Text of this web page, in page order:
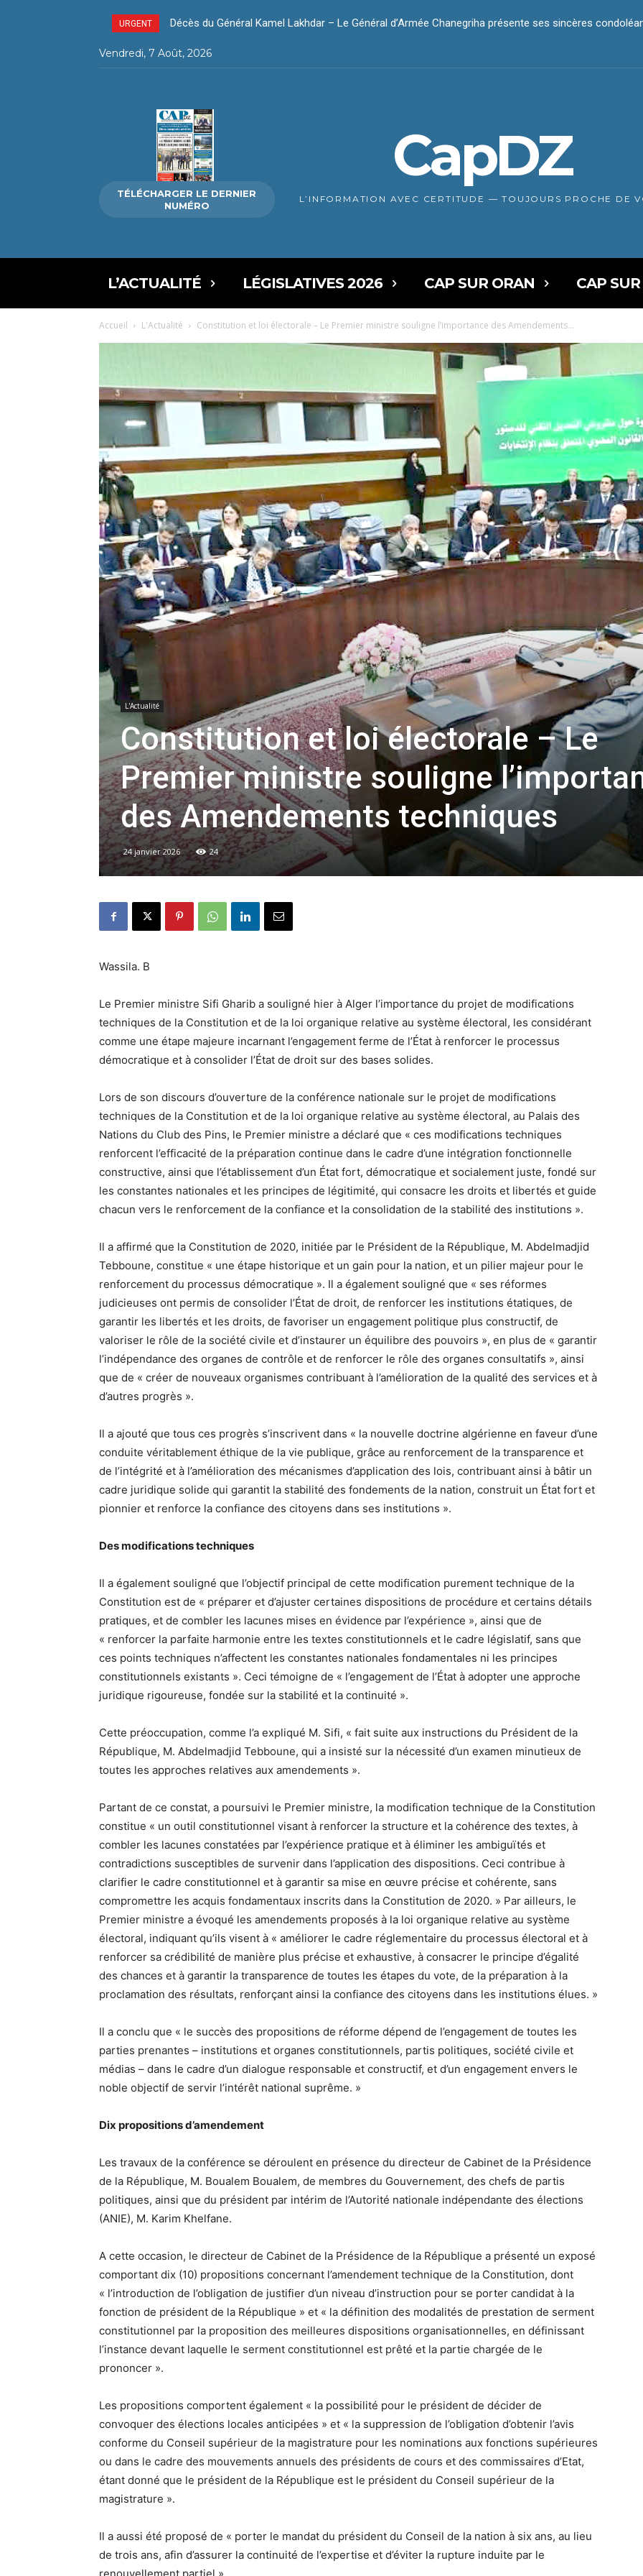
URGENT Décès du Général Kamel Lakhdar – Le Général d’Armée Chanegriha présente ses sincères
Décès du Général Kamel Lakhdar – Le président Tebboune présente ses condoléances
Vendredi, 7 Août, 2026
TÉLÉCHARGER LE DERNIER
NUMÉRO
CapDZ
L’INFORMATION AVEC CERTITUDE — TOUJOURS PROCHE DE
L’ACTUALITÉ LÉGISLATIVES 2026 CAP SUR ORAN CAP
Accueil L'Actualité Constitution et loi électorale – Le Premier ministre souligne l’importance des Amendements...
L'Actualité
Constitution et loi électorale – Le
Premier ministre souligne
des Amendements techniques
24 janvier 2026 24
Wassila. B
Le Premier ministre Sifi Gharib a souligné hier à Alger l’importance du projet de modifications
techniques de la Constitution et de la loi organique relative au système électoral, les considérant
comme une étape majeure incarnant l’engagement ferme de l’État à renforcer le processus
démocratique et à consolider l’État de droit sur des bases solides.
Lors de son discours d’ouverture de la conférence nationale sur le projet de modifications
techniques de la Constitution et de la loi organique relative au système électoral, au Palais des
Nations du Club des Pins, le Premier ministre a déclaré que « ces modifications techniques
renforcent l’efficacité de la préparation continue dans le cadre d’une intégration fonctionnelle
constructive, ainsi que l’établissement d’un État fort, démocratique et socialement juste, fondé sur
les constantes nationales et les principes de légitimité, qui consacre les droits et libertés et guide
chacun vers le renforcement de la confiance et la consolidation de la stabilité des institutions ».
Il a affirmé que la Constitution de 2020, initiée par le Président de la République, M. Abdelmadjid
Tebboune, constitue « une étape historique et un gain pour la nation, et un pilier majeur pour le
renforcement du processus démocratique ». Il a également souligné que « ses réformes
judicieuses ont permis de consolider l’État de droit, de renforcer les institutions étatiques, de
garantir les libertés et les droits, de favoriser un engagement politique plus constructif, de
valoriser le rôle de la société civile et d’instaurer un équilibre des pouvoirs », en plus de « garantir
l’indépendance des organes de contrôle et de renforcer le rôle des organes consultatifs », ainsi
que de « créer de nouveaux organismes contribuant à l’amélioration de la qualité des services et à
d’autres progrès ».
Il a ajouté que tous ces progrès s’inscrivent dans « la nouvelle doctrine algérienne en faveur d’une
conduite véritablement éthique de la vie publique, grâce au renforcement de la transparence et
de l’intégrité et à l’amélioration des mécanismes d’application des lois, contribuant ainsi à bâtir un
cadre juridique solide qui garantit la stabilité des fondements de la nation, construit un État fort et
pionnier et renforce la confiance des citoyens dans ses institutions ».
Des modifications techniques
Il a également souligné que l’objectif principal de cette modification purement technique de la
Constitution est de « préparer et d’ajuster certaines dispositions de procédure et certains détails
pratiques, et de combler les lacunes mises en évidence par l’expérience », ainsi que de
« renforcer la parfaite harmonie entre les textes constitutionnels et le cadre législatif, sans que
ces points techniques n’affectent les constantes nationales fondamentales ni les principes
constitutionnels existants ». Ceci témoigne de « l’engagement de l’État à adopter une approche
juridique rigoureuse, fondée sur la stabilité et la continuité ».
Cette préoccupation, comme l’a expliqué M. Sifi, « fait suite aux instructions du Président de la
République, M. Abdelmadjid Tebboune, qui a insisté sur la nécessité d’un examen minutieux de
toutes les approches relatives aux amendements ».
Partant de ce constat, a poursuivi le Premier ministre, la modification technique de la Constitution
constitue « un outil constitutionnel visant à renforcer la structure et la cohérence des textes, à
combler les lacunes constatées par l’expérience pratique et à éliminer les ambiguïtés et
contradictions susceptibles de survenir dans l’application des dispositions. Ceci contribue à
clarifier le cadre constitutionnel et à garantir sa mise en œuvre précise et cohérente, sans
compromettre les acquis fondamentaux inscrits dans la Constitution de 2020. » Par ailleurs, le
Premier ministre a évoqué les amendements proposés à la loi organique relative au système
électoral, indiquant qu’ils visent à « améliorer le cadre réglementaire du processus électoral et à
renforcer sa crédibilité de manière plus précise et exhaustive, à consacrer le principe d’égalité
des chances et à garantir la transparence de toutes les étapes du vote, de la préparation à la
proclamation des résultats, renforçant ainsi la confiance des citoyens dans les institutions élues. »
Il a conclu que « le succès des propositions de réforme dépend de l’engagement de toutes les
parties prenantes – institutions et organes constitutionnels, partis politiques, société civile et
médias – dans le cadre d’un dialogue responsable et constructif, et d’un engagement envers le
noble objectif de servir l’intérêt national suprême. »
Dix propositions d’amendement
Les travaux de la conférence se déroulent en présence du directeur de Cabinet de la Présidence
de la République, M. Boualem Boualem, de membres du Gouvernement, des chefs de partis
politiques, ainsi que du président par intérim de l’Autorité nationale indépendante des élections
(ANIE), M. Karim Khelfane.
A cette occasion, le directeur de Cabinet de la Présidence de la République a présenté un exposé
comportant dix (10) propositions concernant l’amendement technique de la Constitution, dont
« l’introduction de l’obligation de justifier d’un niveau d’instruction pour se porter candidat à la
fonction de président de la République » et « la définition des modalités de prestation de serment
constitutionnel par la proposition des meilleures dispositions organisationnelles, en définissant
l’instance devant laquelle le serment constitutionnel est prêté et la partie chargée de le
prononcer ».
Les propositions comportent également « la possibilité pour le président de décider de
convoquer des élections locales anticipées » et « la suppression de l’obligation d’obtenir l’avis
conforme du Conseil supérieur de la magistrature pour les nominations aux fonctions supérieures
ou dans le cadre des mouvements annuels des présidents de cours et des commissaires d’Etat,
étant donné que le président de la République est le président du Conseil supérieur de la
magistrature ».
Il a aussi été proposé de « porter le mandat du président du Conseil de la nation à six ans, au lieu
de trois ans, afin d’assurer la continuité de l’expertise et d’éviter la rupture induite par le